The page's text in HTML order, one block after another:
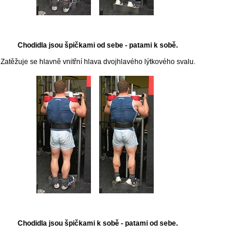
Chodidla jsou špičkami od sebe - patami k sobě.
Zatěžuje se hlavně vnitřní hlava dvojhlavého lýtkového svalu.
Chodidla jsou špičkami k sobě - patami od sebe.